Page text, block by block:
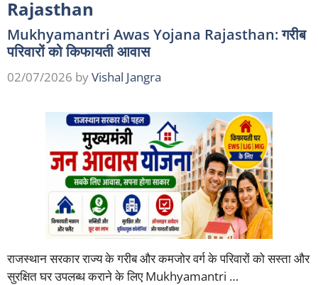
Rajasthan
Mukhyamantri Awas Yojana Rajasthan: गरीब
परिवारों को किफायती आवास
02/07/2026 byVishal Jangra
राजस्थान सरकार राज्य के गरीब और कमजोर वर्ग के परिवारों को सस्ता और
सुरक्षित घर उपलब्ध कराने के लिए Mukhyamantri …